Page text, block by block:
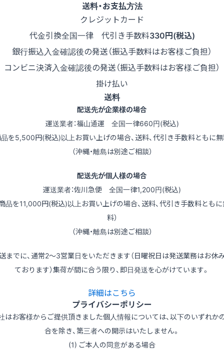
送料・お支払方法
クレジットカード
代金引換全国一律 代引き手数料330円(税込)
銀行振込入金確認後の発送（振込手数料はお客様ご負担）
コンビニ決済入金確認後の発送（振込手数料はお客様ご負担）
掛け払い
送料
配送先が企業様の場合
運送業者：福山通運 全国一律660円(税込)
品を5,500円(税込)以上お買い上げの場合、送料、代引き手数料ともに無
（沖縄・離島は別途ご相談）
配送先が個人様の場合
運送業者：佐川急便 全国一律1,200円(税込)
品を11,000円(税込)以上お買い上げの場合、送料、代引き手数料とも
料）
（沖縄・離島は別途ご相談）
までに、通常2～3営業日をいただきます（日曜祝日は発送業務はお休
ております）集荷が間に合う限り、即日発送を心がけています。
詳細はこちら
プライバシーポリシー
はお客様からご提供頂きました個人情報については、以下のいずれか
合を除き、第三者への開示はいたしません。
(1) ご本人の同意がある場合